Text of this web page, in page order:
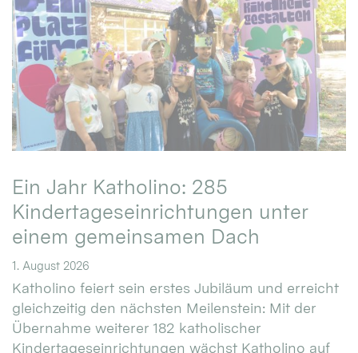
Ein Jahr Katholino: 285
Kindertageseinrichtungen unter
einem gemeinsamen Dach
1. August 2026
Katholino feiert sein erstes Jubiläum und erreicht
gleichzeitig den nächsten Meilenstein: Mit der
Übernahme weiterer 182 katholischer
Kindertageseinrichtungen wächst Katholino auf